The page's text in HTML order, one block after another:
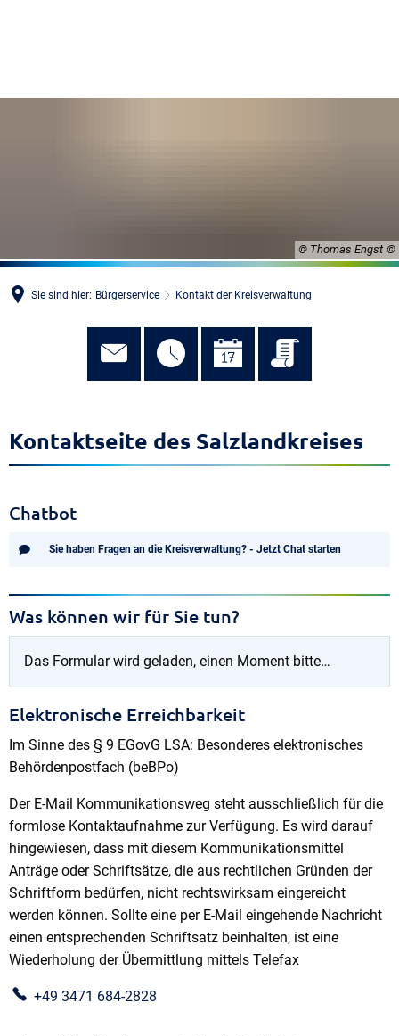
© Thomas Engst
Sie sind hier: Bürgerservice Kontakt der Kreisverwaltung
Kontaktseite des Salzlandkreises
Chatbot
Sie haben Fragen an die Kreisverwaltung? - Jetzt Chat starten
Was können wir für Sie tun?
Das Formular wird geladen, einen Moment bitte…
Elektronische Erreichbarkeit
Im Sinne des § 9 EGovG LSA: Besonderes elektronisches
Behördenpostfach (beBPo)
Der E-Mail Kommunikationsweg steht ausschließlich für die
formlose Kontaktaufnahme zur Verfügung. Es wird darauf
hingewiesen, dass mit diesem Kommunikationsmittel
Anträge oder Schriftsätze, die aus rechtlichen Gründen der
Schriftform bedürfen, nicht rechtswirksam eingereicht
werden können. Sollte eine per E-Mail eingehende Nachricht
einen entsprechenden Schriftsatz beinhalten, ist eine
Wiederholung der Übermittlung mittels Telefax
+49 3471 684-2828